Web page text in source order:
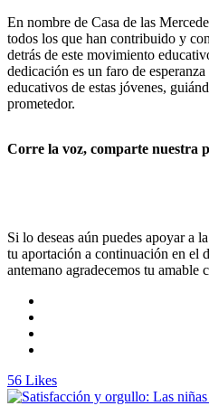
En nombre de Casa de las
todos los que han contribuido y
detrás de este movimiento
dedicación es un faro de
educativos de estas jóvenes,
prometedor.
Corre la voz, comparte nuestra
Si lo deseas aún puedes apoyar a
tu aportación a continuación en el
antemano agradecemos tu amable
56 Likes